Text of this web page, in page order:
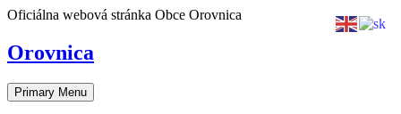
Skip
content
Oficiálna webová stránka Obce Orovnica
Orovnica
Primary Menu